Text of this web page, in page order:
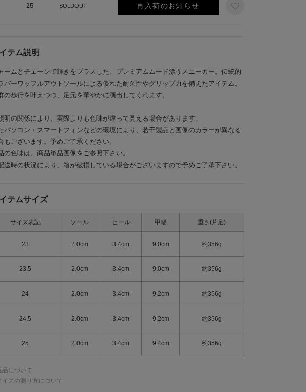
25 SOLDOUT 再入荷のお知らせ
テム説明
ームとチェーンで輝きをプラスした、プレミアムムード漂うスニーカー。伝統的
バーワッフルアウトソールによる優れた耐久性やグリップ力を備えたアイテム。
の歩行を叶えつつ、足元を華やかに演出してくれます。
明の関係により、実際よりも色味が違って見える場合があります。
パソコン・スマートフォンなどの環境により、若干製品と画像のカラーが異なる
もございます。予めご了承ください。
の色味は、商品単品画像をご参照下さい。
送時の状況により、箱が破損している場合がございますので予めご了承下さい。
テムサイズ
サイズ表記 ソール ヒール 甲幅 重さ(片足)
23 2.0cm 3.4cm 9.0cm 約356g
23.5 2.0cm 3.4cm 9.0cm 約356g
24 2.0cm 3.4cm 9.2cm 約356g
24.5 2.0cm 3.4cm 9.2cm 約356g
25 2.0cm 3.4cm 9.4cm 約356g
品について
イズの測り方について